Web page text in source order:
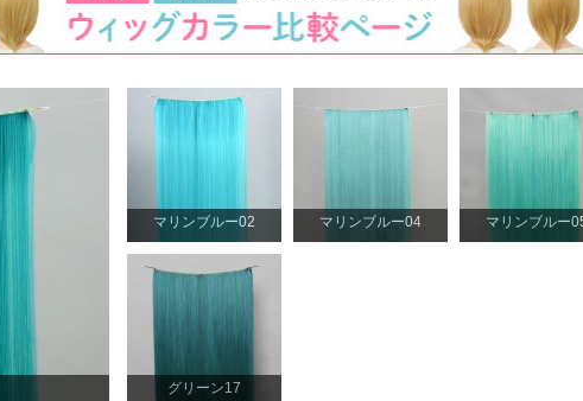
マリンブルー02 マリンブルー04 マリンブルー
グリーン17